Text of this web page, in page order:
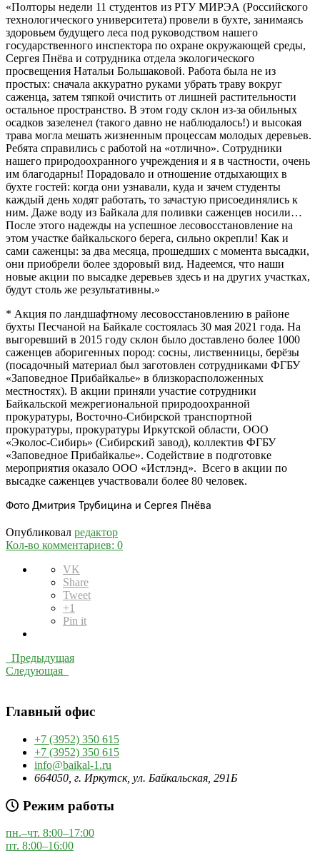
«Полторы недели 11 студентов из РТУ МИРЭА (Российского
технологического университета) провели в бухте, занимаясь
здоровьем будущего леса под руководством нашего
государственного инспектора по охране окружающей среды,
Сергея Пнёва и сотрудника отдела экологического
просвещения Натальи Большаковой. Работа была не из
простых: сначала аккуратно руками убрать траву вокруг
саженца, затем тяпкой очистить от лишней растительности
остальное пространство. В этом году склон из-за обильных
осадков зазеленел (такого давно не наблюдалось!) и высокая
трава могла мешать жизненным процессам молодых деревьев.
Ребята справились с работой на «отлично». Сотрудники
нашего природоохранного учреждения и я в частности, очень
им благодарны! Порадовало и отношение отдыхающих в
бухте гостей: когда они узнавали, куда и зачем студенты
каждый день ходят работать, то зачастую присоединялись к
ним. Даже воду из Байкала для поливки саженцев носили…
После этого надежды на успешное лесовосстановление на
этом участке байкальского берега, сильно окрепли! Как и
сами саженцы: за два месяца, прошедших с момента высадки,
они приобрели более здоровый вид. Надеемся, что наши
новые акции по высадке деревьев здесь и на других участках,
будут столь же результативны.»
* Акция по ландшафтному лесовосстановлению в районе
бухты Песчаной на Байкале состоялась 30 мая 2021 года. На
выгоревший в 2015 году склон было доставлено более 1000
саженцев аборигенных пород: сосны, лиственницы, берёзы
(посадочный материал был заготовлен сотрудниками ФГБУ
«Заповедное Прибайкалье» в близкорасположенных
местностях). В акции приняли участие сотрудники
Байкальской межрегиональной природоохранной
прокуратуры, Восточно-Сибирской транспортной
прокуратуры, прокуратуры Иркутской области, ООО
«Эколос-Сибирь» (Сибирский завод), коллектив ФГБУ
«Заповедное Прибайкалье». Содействие в подготовке
мероприятия оказало ООО «Истлэнд». Всего в акции по
высадке саженцев участвовали более 80 человек.
Фото Дмитрия Трубицина и Сергея Пнёва
Опубликовал редактор
Кол-во комментариев: 0
VK
Share
Tweet
+1
Pin it
Предыдущая
Следующая
Главный офис
+7 (3952) 350 615
+7 (3952) 350 615
info@baikal-1.ru
664050, г. Иркутск, ул. Байкальская, 291Б
Режим работы
пн.–чт. 8:00–17:00
пт. 8:00–16:00